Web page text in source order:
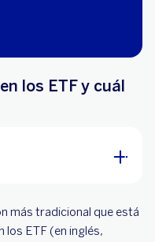
los ETF y cuál
más tradicional que está
los ETF (en inglés,